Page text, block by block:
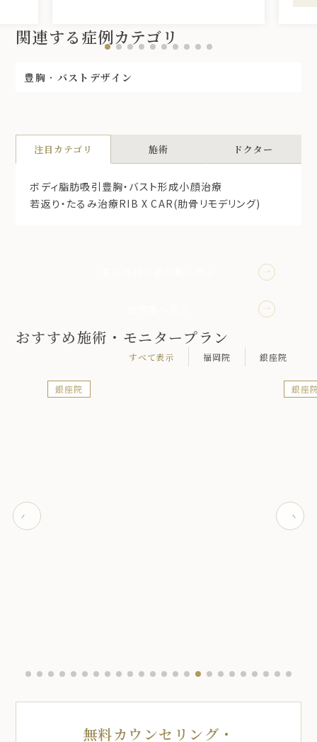
関連する症例カテゴリ
豊胸‧バストデザイン
注目カテゴリ 施術 ドクター
ボディ脂肪吸引 豊胸・バスト形成小顔治療
若返り・たるみ治療RIB X CAR(肋骨リモデリング)
おすすめ施術・モニタープラン
すべて表示 福岡院 銀座院
銀座院 銀座
無料カウンセリング・